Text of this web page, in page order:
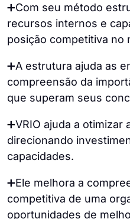
➕Com seu método
recursos internos e
posição competitiva no
➕A estrutura ajuda as
compreensão da
que superam seus
➕VRIO ajuda a
direcionando
capacidades.
➕Ele melhora a
competitiva de uma
oportunidades de